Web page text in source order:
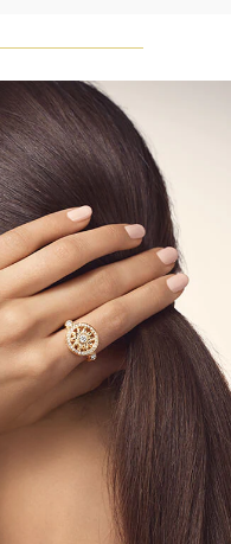
特镶嵌方
不尽相同。
服务。